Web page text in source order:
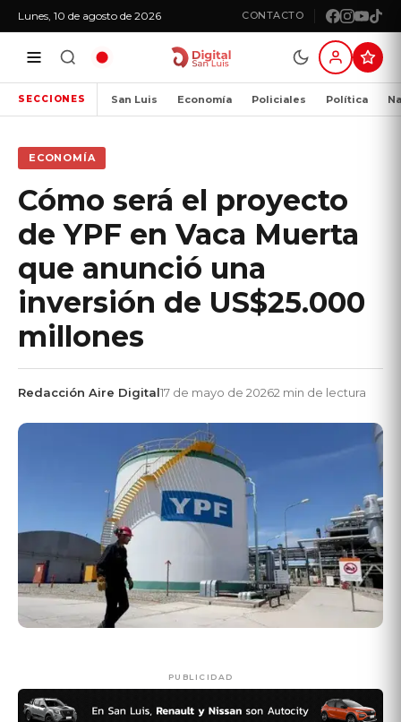
Lunes, 10 de agosto de 2026 CONTACTO
SECCIONES San Luis Economía Policiales Política
ECONOMÍA
Cómo será el proyecto
de YPF en Vaca Muerta
que anunció una
inversión de US$25.000
millones
Redacción Aire Digital17 de mayo de 20262 min de lectura
PUBLICIDAD